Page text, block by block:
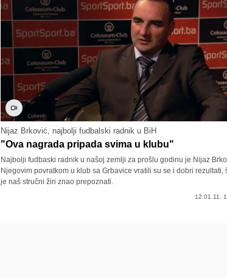
Nijaz Brković, najbolji fudbalski radnik u BiH
"Ova nagrada pripada svima u klubu"
Najbolji fudbaski radnik u našoj zemlji za prošlu godinu je Nijaz
Njegovim povratkom u klub sa Grbavice vratili su se i dobri rezultati,
je naš stručni žiri znao prepoznati.
12.01.11.